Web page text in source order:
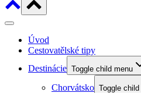
Úvod
Cestovatělské tipy
Destinácie Toggle child menu
Chorvátsko Toggle